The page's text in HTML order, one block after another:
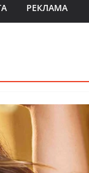
РЕКЛАМА